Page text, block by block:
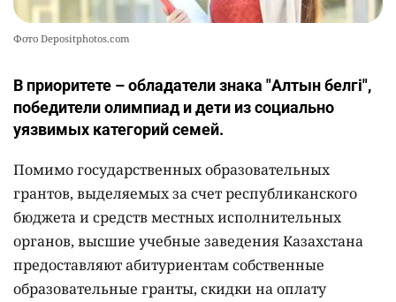
Фото Depositphotos.com
В приоритете – обладатели знака "Алтын белгі",
победители олимпиад и дети из социально
уязвимых категорий семей.
Помимо государственных образовательных
грантов, выделяемых за счет республиканского
бюджета и средств местных исполнительных
органов, высшие учебные заведения Казахстана
предоставляют абитуриентам собственные
образовательные гранты, скидки на оплату